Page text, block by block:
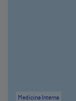
Medicina Interna